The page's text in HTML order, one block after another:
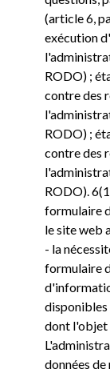
(article 6,
exécution
RODO) ;
contre des
RODO) ;
contre des
RODO).
formulaire
le site web
- la
formulaire
disponibles
dont l'objet
données